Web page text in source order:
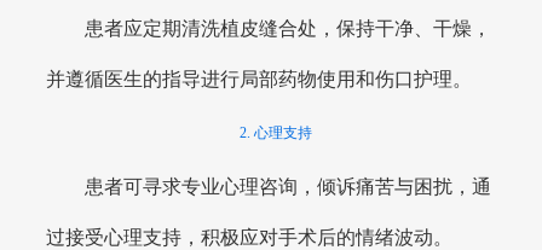
患者应定期清洗植皮缝合处，保持干净、干燥，
并遵循医生的指导进行局部药物使用和伤口护理。
2. 心理支持
患者可寻求专业心理咨询，倾诉痛苦与困扰，通
过接受心理支持，积极应对手术后的情绪波动。